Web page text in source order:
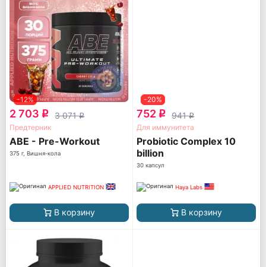
-12%
2 703 q 3 071q
Предтерник
ABE - Pre-Workout
375 г, Вишня-кола
APPLIED NUTRITION
В корзину
-20%
752 q 941q
Для иммунитета
Probiotic Complex 10
billion
30 капсул
Haya Labs
В корзину